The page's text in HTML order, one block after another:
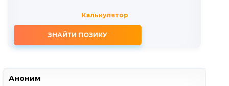
Калькулятор
ЗНАЙТИ ПОЗИКУ
Аноним